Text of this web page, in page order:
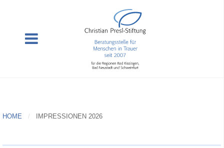
HOME IMPRESSIONEN 2026